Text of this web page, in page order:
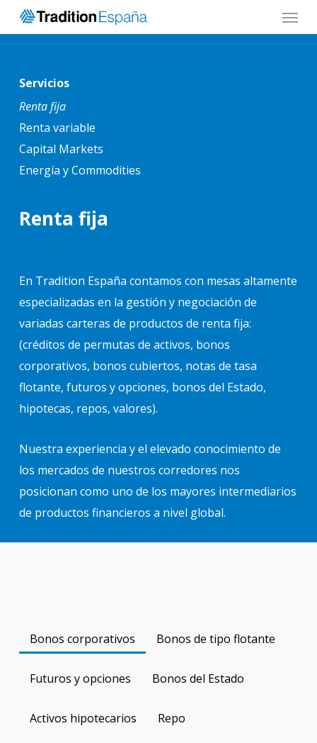
Skip
to
Menu
Servicios
Renta fija
Renta variable
Capital Markets
Energía y Commodities
Renta fija
En Tradition España contamos con mesas altamente
especializadas en la gestión y negociación de
variadas carteras de productos de renta fija:
(créditos de permutas de activos, bonos
corporativos, bonos cubiertos, notas de tasa
flotante, futuros y opciones, bonos del Estado,
hipotecas, repos, valores).
Nuestra experiencia y el elevado conocimiento de
los mercados de nuestros corredores nos
posicionan como uno de los mayores intermediarios
de productos financieros a nivel global.
Bonos corporativos Bonos de tipo flotante
Futuros y opciones Bonos del Estado
Activos hipotecarios Repo